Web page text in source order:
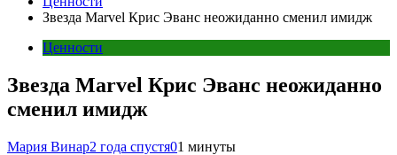
Звезда Marvel Крис Эванс неожиданно сменил имидж
Ценности
Звезда Marvel Крис Эванс неожиданно
сменил имидж
Мария Винар2 года спустя01 минуты